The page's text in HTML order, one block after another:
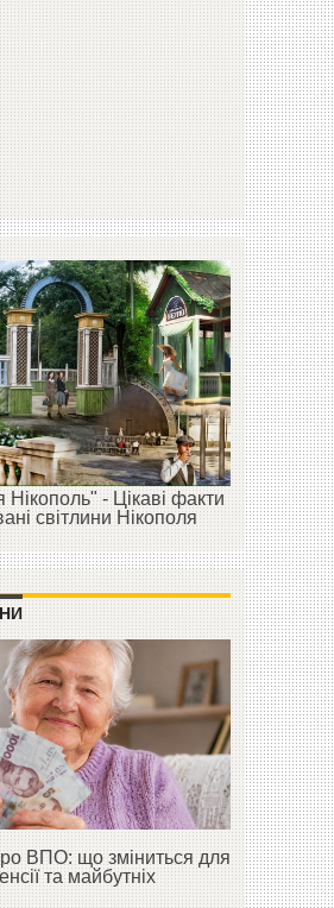
Нікополь" - Цікаві факти
світлини Нікополя
ВПО: що зміниться для
та майбутніх